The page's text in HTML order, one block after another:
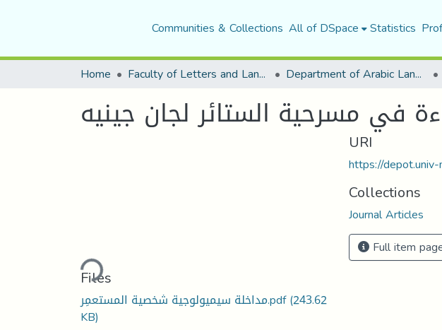
Communities & Collections All of DSpace Statistics
Home Faculty of Letters and Languages Department of Arabic Language and Literature
في مسرحية الستائر لجان جينيه
Loading...
Files
مداخلة سيميولوجية شخصية المستعمِر.pdf(243.62
KB)
URI
https://
Collections
Journal Articles
Full item